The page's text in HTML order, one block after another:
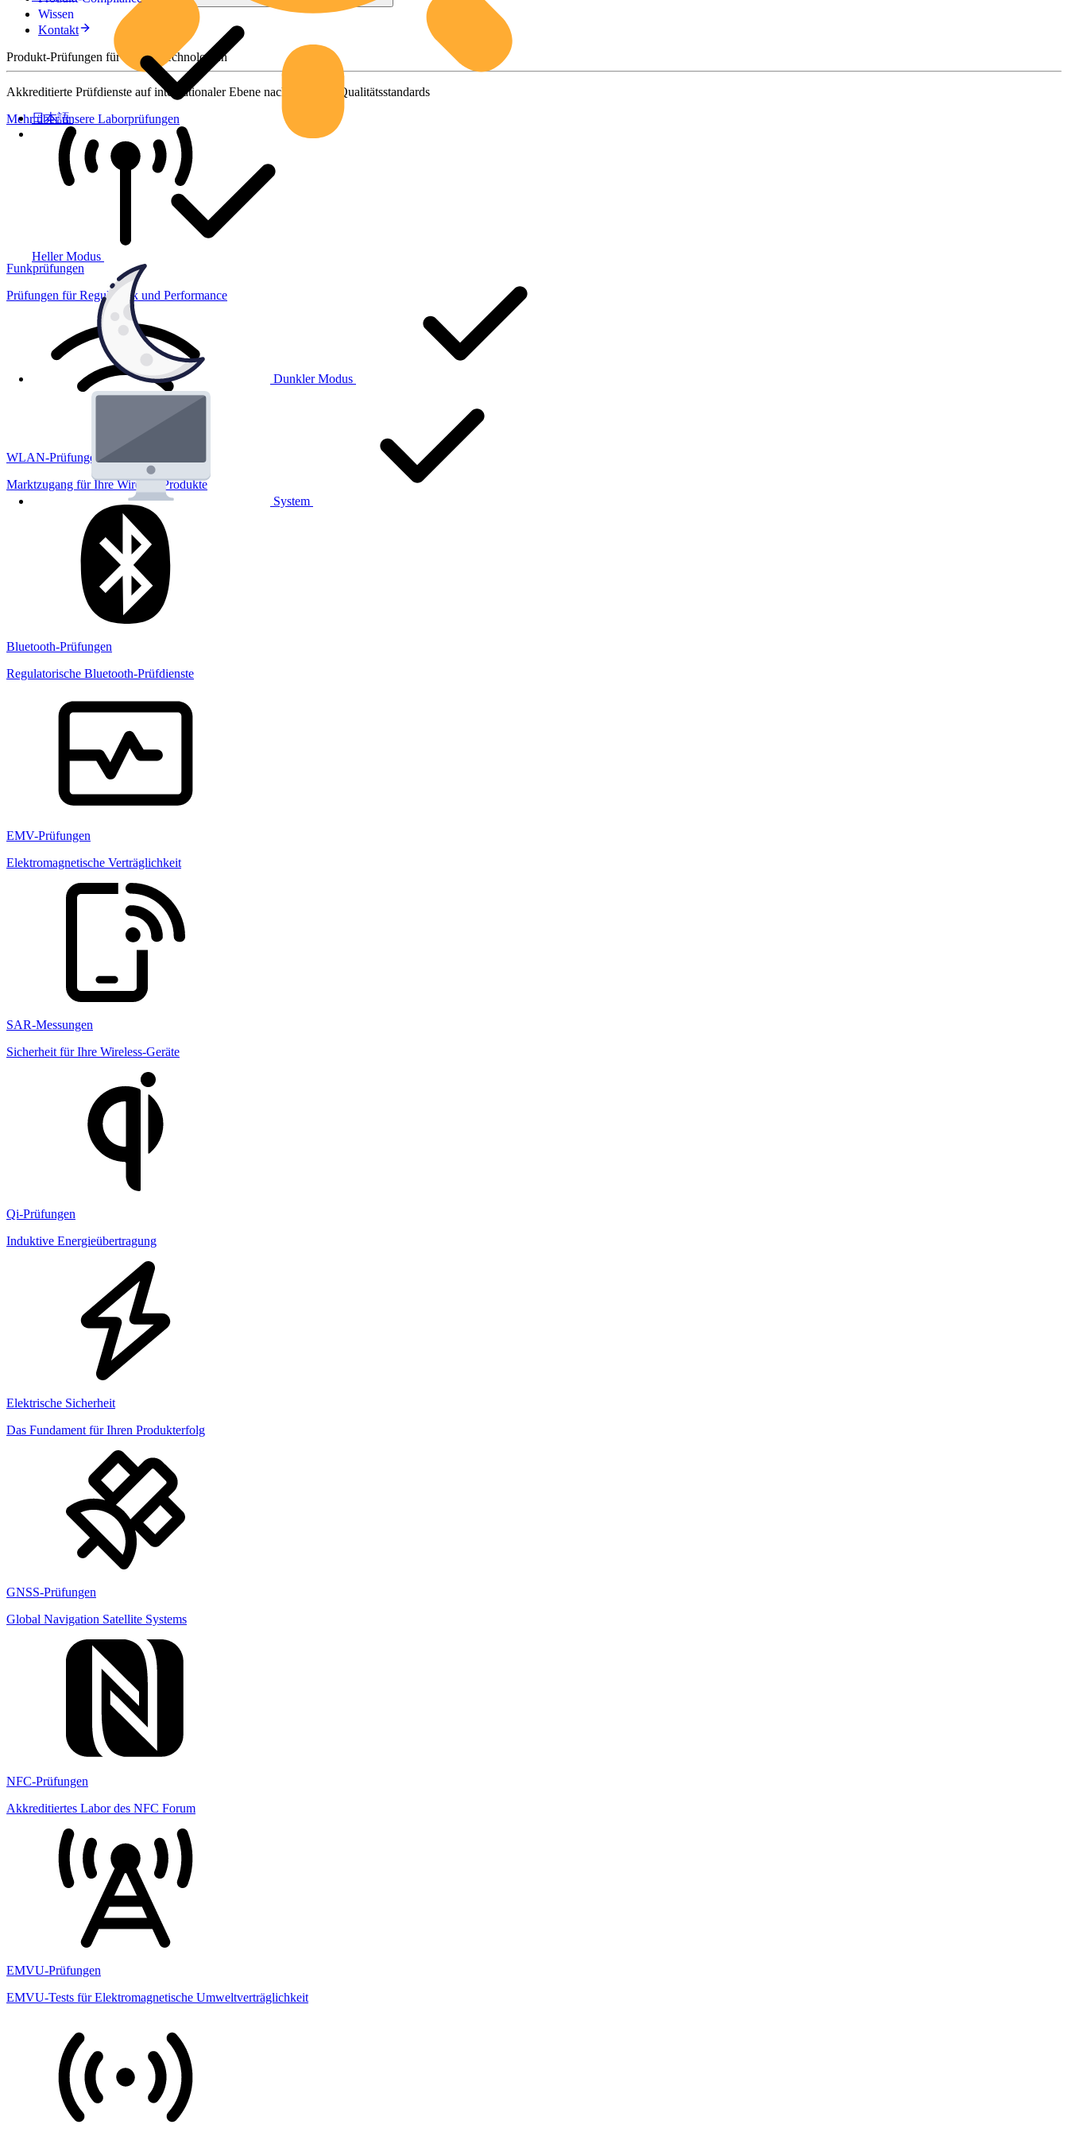
Heller Modus
Dunkler Modus
System
日本語
Wissen
Kontakt
Produkt-Prüfungen für smarte Technologien
Akkreditierte Prüfdienste auf internationaler Ebene nach höchsten Qualitätsstandards
Mehr über unsere Laborprüfungen
Funkprüfungen
Prüfungen für Regulatorik und Performance
WLAN-Prüfungen
Marktzugang für Ihre Wireless Produkte
Bluetooth-Prüfungen
Regulatorische Bluetooth-Prüfdienste
EMV-Prüfungen
Elektromagnetische Verträglichkeit
SAR-Messungen
Sicherheit für Ihre Wireless-Geräte
Qi-Prüfungen
Induktive Energieübertragung
Elektrische Sicherheit
Das Fundament für Ihren Produkterfolg
GNSS-Prüfungen
Global Navigation Satellite Systems
NFC-Prüfungen
Akkreditiertes Labor des NFC Forum
EMVU-Prüfungen
EMVU-Tests für Elektromagnetische Umweltverträglichkeit